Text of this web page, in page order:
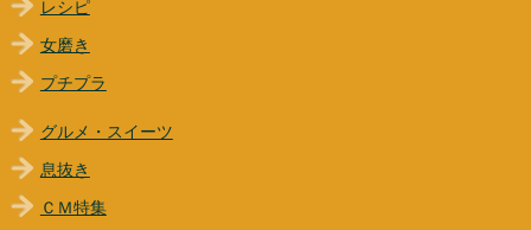
レシピ
女磨き
プチプラ
グルメ・スイーツ
息抜き
ＣＭ特集